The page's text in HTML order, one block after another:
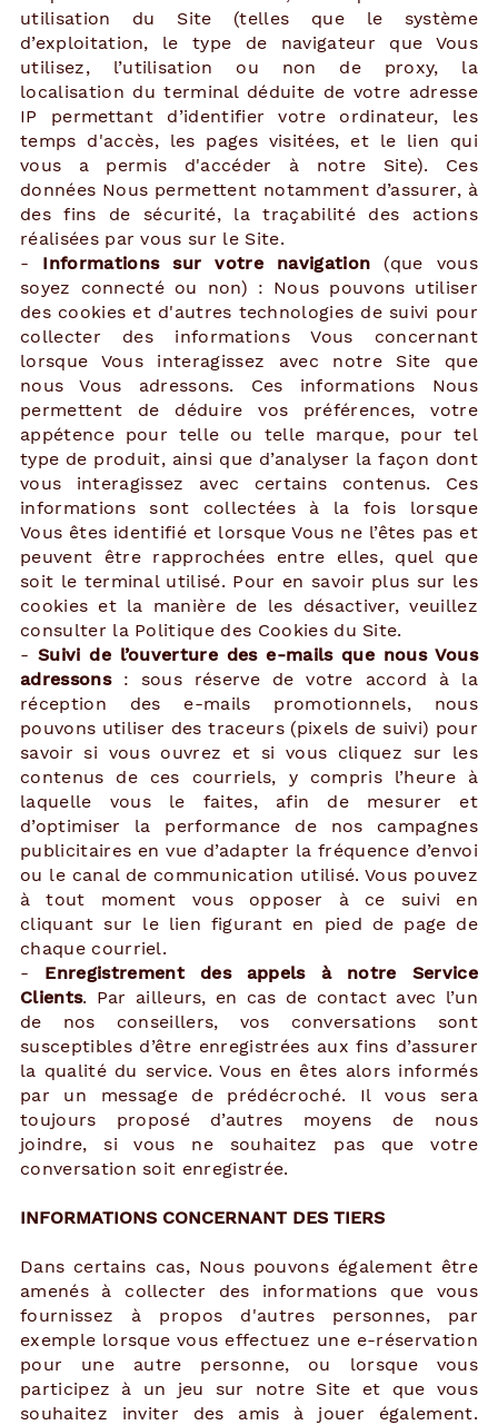
utilisation du Site (telles que le système
d’exploitation, le type de navigateur que Vous
utilisez, l’utilisation ou non de proxy, la
localisation du terminal déduite de votre adresse
IP permettant d’identifier votre ordinateur, les
temps d'accès, les pages visitées, et le lien qui
vous a permis d'accéder à notre Site). Ces
données Nous permettent notamment d’assurer, à
des fins de sécurité, la traçabilité des actions
réalisées par vous sur le Site.
- Informations sur votre navigation (que vous
soyez connecté ou non) : Nous pouvons utiliser
des cookies et d'autres technologies de suivi pour
collecter des informations Vous concernant
lorsque Vous interagissez avec notre Site que
nous Vous adressons. Ces informations Nous
permettent de déduire vos préférences, votre
appétence pour telle ou telle marque, pour tel
type de produit, ainsi que d’analyser la façon dont
vous interagissez avec certains contenus. Ces
informations sont collectées à la fois lorsque
Vous êtes identifié et lorsque Vous ne l’êtes pas et
peuvent être rapprochées entre elles, quel que
soit le terminal utilisé. Pour en savoir plus sur les
cookies et la manière de les désactiver, veuillez
consulter la Politique des Cookies du Site.
- Suivi de l’ouverture des e-mails que nous Vous
adressons: sous réserve de votre accord à la
réception des e-mails promotionnels, nous
pouvons utiliser des traceurs (pixels de suivi) pour
savoir si vous ouvrez et si vous cliquez sur les
contenus de ces courriels, y compris l’heure à
laquelle vous le faites, afin de mesurer et
d’optimiser la performance de nos campagnes
publicitaires en vue d’adapter la fréquence d’envoi
ou le canal de communication utilisé. Vous pouvez
à tout moment vous opposer à ce suivi en
cliquant sur le lien figurant en pied de page de
chaque courriel.
- Enregistrement des appels à notre Service
Clients. Par ailleurs, en cas de contact avec l’un
de nos conseillers, vos conversations sont
susceptibles d’être enregistrées aux fins d’assurer
la qualité du service. Vous en êtes alors informés
par un message de prédécroché. Il vous sera
toujours proposé d’autres moyens de nous
joindre, si vous ne souhaitez pas que votre
conversation soit enregistrée.
INFORMATIONS CONCERNANT DES TIERS
Dans certains cas, Nous pouvons également être
amenés à collecter des informations que vous
fournissez à propos d'autres personnes, par
exemple lorsque vous effectuez une e-réservation
pour une autre personne, ou lorsque vous
participez à un jeu sur notre Site et que vous
souhaitez inviter des amis à jouer également.